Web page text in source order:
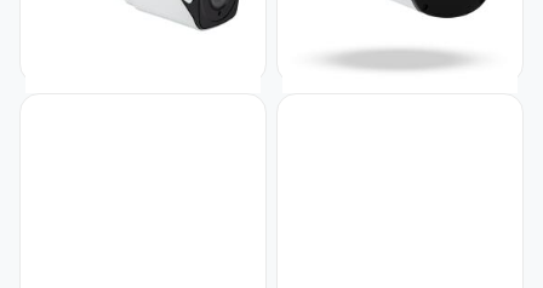
8 599₴